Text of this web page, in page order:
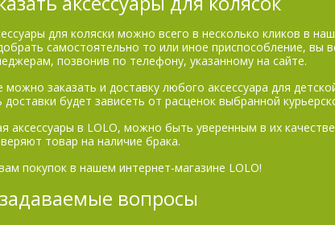
для коляски можно всего в несколько кликов в
самостоятельно то или иное приспособление,
позвонив по телефону, указанному на сайте.
можно заказать и доставку любого аксессуара для
будет зависеть от расценок выбранной
аксессуары в LOLO, можно быть уверенным в их
товар на наличие брака.
покупок в нашем интернет-магазине LOLO!
вопросы